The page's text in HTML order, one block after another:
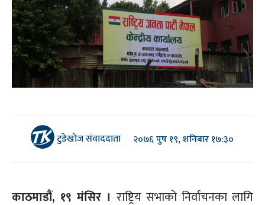
टुडेखोज संवाददाता २०७६ पुष १९, शनिबार १७:३०
काठमाडौं, १९ मंसिर । राष्ट्रिय सभाको निर्वाचनका लागि